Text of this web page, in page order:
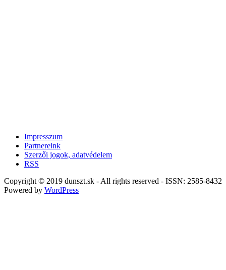
Impresszum
Partnereink
Szerzői jogok, adatvédelem
RSS
Copyright © 2019 dunszt.sk - All rights reserved - ISSN: 2585-8432
Powered by WordPress